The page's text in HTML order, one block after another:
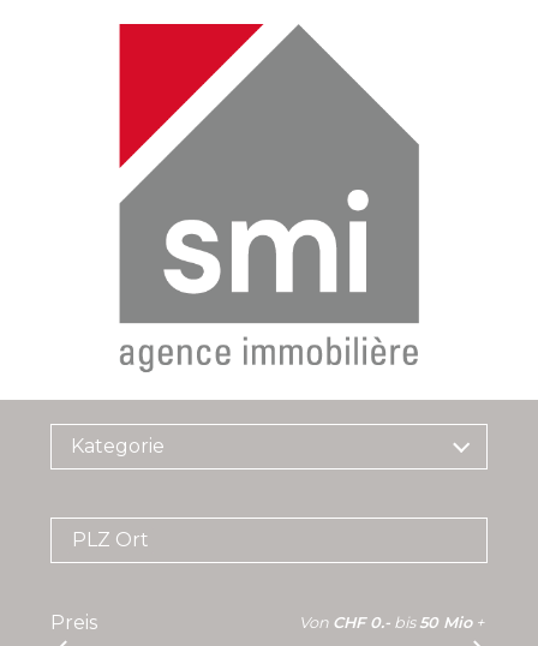
Kategorie
PLZ Ort
Preis Von CHF 0.- bis 50 Mio +